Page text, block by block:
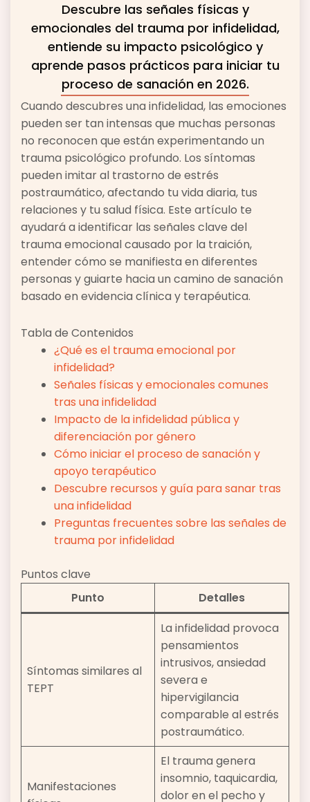
Descubre las señales físicas y
emocionales del trauma por infidelidad,
entiende su impacto psicológico y
aprende pasos prácticos para iniciar tu
proceso de sanación en 2026.
Cuando descubres una infidelidad, las emociones
pueden ser tan intensas que muchas personas
no reconocen que están experimentando un
trauma psicológico profundo. Los síntomas
pueden imitar al trastorno de estrés
postraumático, afectando tu vida diaria, tus
relaciones y tu salud física. Este artículo te
ayudará a identificar las señales clave del
trauma emocional causado por la traición,
entender cómo se manifiesta en diferentes
personas y guiarte hacia un camino de sanación
basado en evidencia clínica y terapéutica.
Tabla de Contenidos
¿Qué es el trauma emocional por
infidelidad?
Señales físicas y emocionales comunes
tras una infidelidad
Impacto de la infidelidad pública y
diferenciación por género
Cómo iniciar el proceso de sanación y
apoyo terapéutico
Descubre recursos y guía para sanar tras
una infidelidad
Preguntas frecuentes sobre las señales de
trauma por infidelidad
Puntos clave
Punto
Detalles
Síntomas similares al
TEPT
La infidelidad provoca
pensamientos
intrusivos, ansiedad
severa e
hipervigilancia
comparable al estrés
postraumático.
Manifestaciones
El trauma genera
insomnio, taquicardia,
dolor en el pecho y